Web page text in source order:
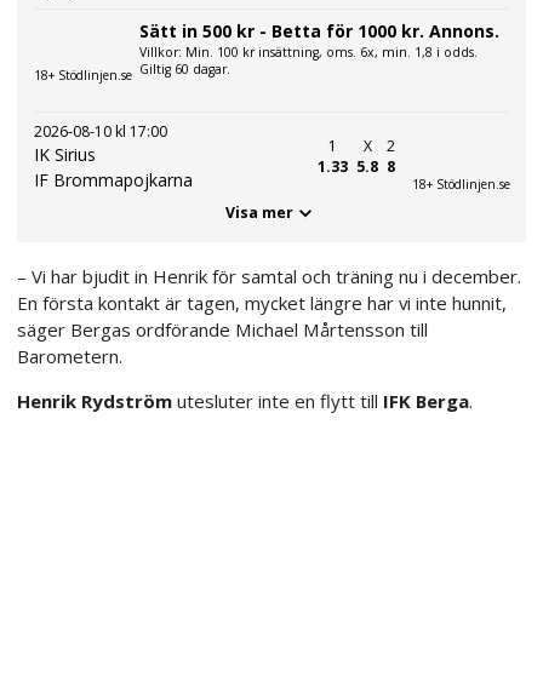
18+ Stödlinjen.se
Sätt in 500 kr - Betta för 1000 kr. Annons.
Villkor: Min. 100 kr insättning, oms. 6x, min. 1,8 i odds.
Giltig 60 dagar.
2026-08-10 kl 17:00
IK Sirius
IF Brommapojkarna
1
1.33
X
5.8
2
8
18+ Stödlinjen.se
Visa mer
– Vi har bjudit in Henrik för samtal och träning nu i december.
En första kontakt är tagen, mycket längre har vi inte hunnit,
säger Bergas ordförande Michael Mårtensson till
Barometern.
Henrik Rydström utesluter inte en flytt till IFK Berga.